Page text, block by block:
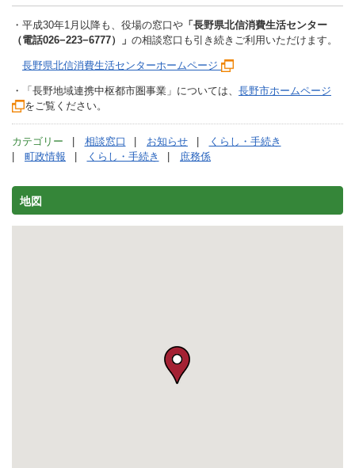
・平成30年1月以降も、役場の窓口や 「長野県北信消費生活センター
（電話026−223−6777）」 の相談窓口も引き続きご利用いただけます。
長野県北信消費生活センターホームページ
・「長野地域連携中枢都市圏事業」については、 長野市ホームページ
をご覧ください。
カテゴリー 相談窓口 お知らせ
くらし・手続き
町政情報
くらし・手続き 庶務係
地図